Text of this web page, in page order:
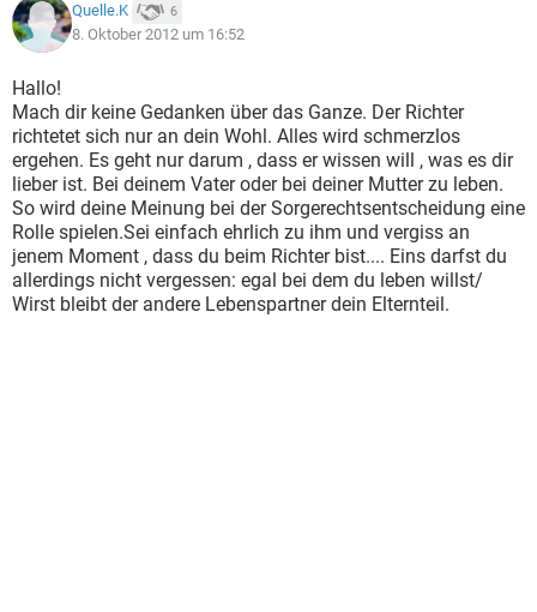
Quelle.K 6
8. Oktober 2012 um 16:52
Hallo!
Mach dir keine Gedanken über das Ganze. Der Richter
richtetet sich nur an dein Wohl. Alles wird schmerzlos
ergehen. Es geht nur darum , dass er wissen will , was es dir
lieber ist. Bei deinem Vater oder bei deiner Mutter zu leben.
So wird deine Meinung bei der Sorgerechtsentscheidung eine
Rolle spielen.Sei einfach ehrlich zu ihm und vergiss an
jenem Moment , dass du beim Richter bist.... Eins darfst du
allerdings nicht vergessen: egal bei dem du leben willst/
Wirst bleibt der andere Lebenspartner dein Elternteil.